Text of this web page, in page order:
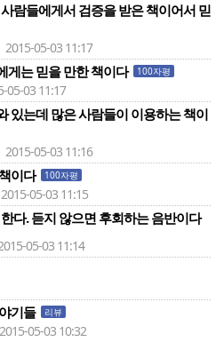
람들에게서 검증을 받은 책이어서 믿
05-03 11:17
게는 믿을 만한 책이다 100자평
03 11:17
있는데 많은 사람들이 이용하는 책이
05-03 11:16
이다 100자평
05-03 11:15
다. 듣지 않으면 후회하는 음반이다
05-03 11:14
기들 리뷰
05-03 10:32